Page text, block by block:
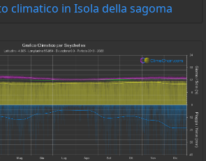
climatico in Isola della sagoma